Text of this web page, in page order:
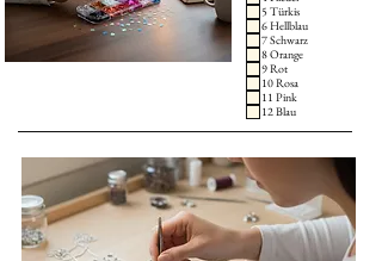
5 Türkis
6 Hellblau
7 Schwarz
8 Orange
9 Rot
10 Rosa
11 Pink
12 Blau